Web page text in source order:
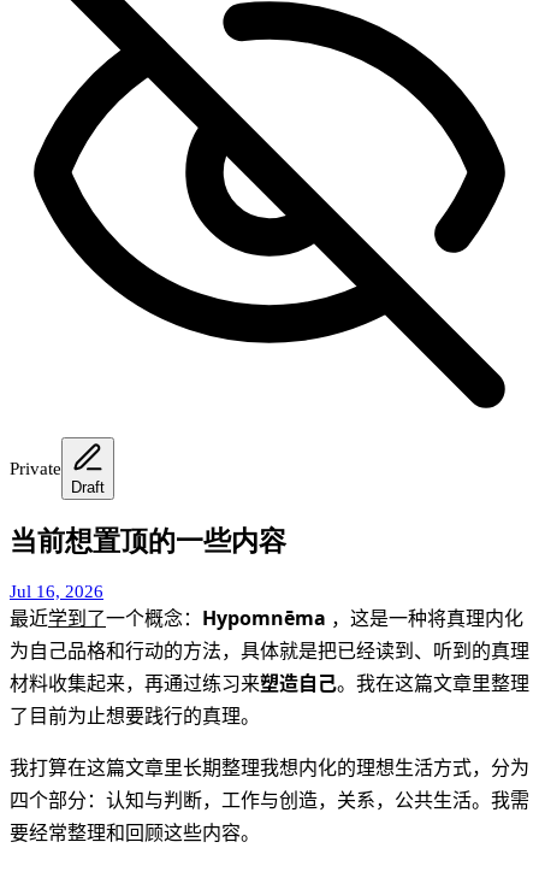
Private
Draft
当前想置顶的一些内容
Jul 16, 2026
最近学到了一个概念： Hypomnēma ，这是一种将真理内化
为自己品格和行动的方法，具体就是把已经读到、听到的真理
材料收集起来，再通过练习来塑造自己。我在这篇文章里整理
了目前为止想要践行的真理。
我打算在这篇文章里长期整理我想内化的理想生活方式，分为
四个部分：认知与判断，工作与创造，关系，公共生活。我需
要经常整理和回顾这些内容。